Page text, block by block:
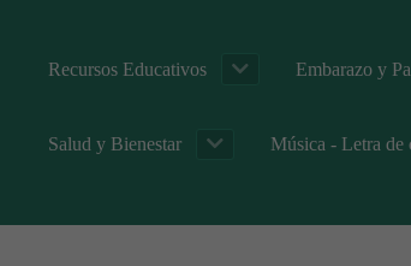
Recursos Educativos Embarazo y
Salud y Bienestar Música - Letra de